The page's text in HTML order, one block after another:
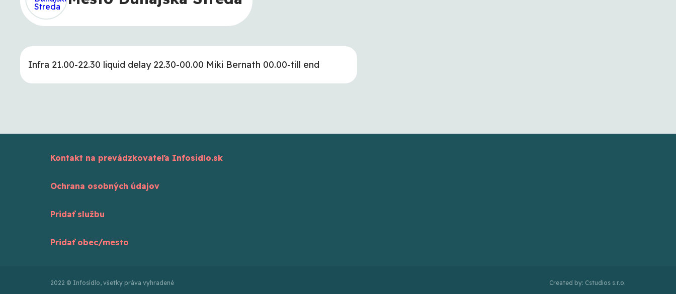
Infra 21.00-22.30 liquid delay 22.30-00.00 Miki Bernath 00.00-till end
Kontakt na prevádzkovateľa Infosidlo.sk
Ochrana osobných údajov
Pridať službu
Pridať obec/mesto
2022 © Infosídlo, všetky práva vyhradené Created by: Cstudios s.r.o.